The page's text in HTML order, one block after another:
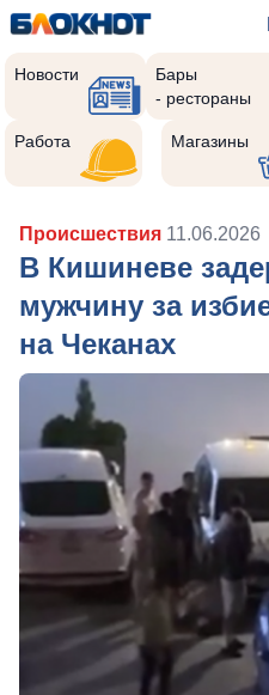
Новости
Бары
- рестораны
Работа Магазины
Происшествия 11.06.2026
В Кишиневе
мужчину за
на Чеканах